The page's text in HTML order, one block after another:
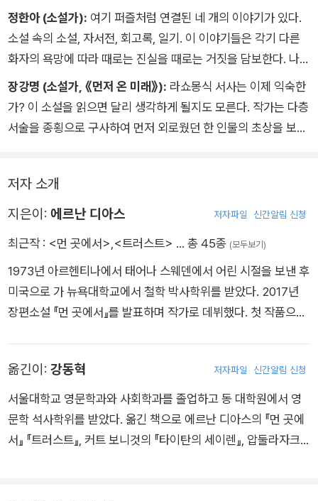
정한아 (소설가): 여기 퍼즐처럼 연결된 네 개의 이야기가 있다.
소설 속의 소설, 자서전, 회고록, 일기. 이 이야기들은 각기 다른
화자의 욕망에 따라 때로는 진실을 때로는 거짓을 담보한다. 나는
규칙에 따라 퍼즐을 맞추듯 소설을 읽었다. 절대 속지 않으리라
다짐했으나 각각의 이야기에 걸려 넘어졌으며 마지막에는 내가
읽은 모든 것을 의심하기에 이르렀다. 『트러스트』는 광란의 시대
아내라는 역할. 작가 에르난 디아스는 우아한 춤을 추듯 그 사이
적이면서 놀라울 만큼 환상적인 소설이다.
장강명 (소설가, 《먼저 온 미래》): 라쇼몽식 서사는 이제 익숙한
가? 이 소설을 읽으면 달리 생각하게 될지도 모른다. 작가는 다층
서술을 종횡으로 구사하여 먼저 외로웠던 한 인물의 초상을 보이
산, 1929년 월 스트리트 대폭락을 불러온 제도, 금융이라는 추상
적인 구조에 대한 신용까지. 진실은 우리의 믿음 안에서 만들어지
조정하고 구부리는 일에 나서야 하는가, 혹은 막아야 하는가. 깊
고 지적인 질문을 매끄러운 이야기에 담아낸 솜씨에 찬사를 보낸
다.
저자 소개
지은이: 에르난 디아스 저자파일 신간알림 신청
최근작 : <먼 곳에서>,<트러스트> … 총 45종 (모두보기)
1973년 아르헨티나에서 태어나 스웨덴에서 어린 시절을 보낸 후
미국으로 가 뉴욕대학교에서 철학 박사학위를 받았다. 2017년
장편소설 『먼 곳에서』를 발표하며 작가로 데뷔했다. 첫 작품으로
어워드 등 다수의 상을 수상했다. <퍼블리셔스 위클리> 선정 올
해의 책 top 10, <릿허브> 선정 지난 10년간 최고의 소설 top 2
0에 뽑히기도 했다. 두번째 장편소설 『트러스트』(2022)로 퓰리
처상과 커커스상을 수상했다. 이 소설은 부커상 후보에 올랐고,
옮긴이: 강동혁 저자파일 신간알림 신청
서울대학교 영문학과와 사회학과를 졸업하고 동 대학원에서 영
문학 석사학위를 받았다. 옮긴 책으로 에르난 디아스의 『먼 곳에
서』 『트러스트』, 커트 보니것의 『타이탄의 세이렌』, 압둘라자크